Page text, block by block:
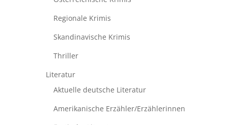
Regionale Krimis
Skandinavische Krimis
Thriller
Literatur
Aktuelle deutsche Literatur
Amerikanische Erzähler/Erzählerinnen